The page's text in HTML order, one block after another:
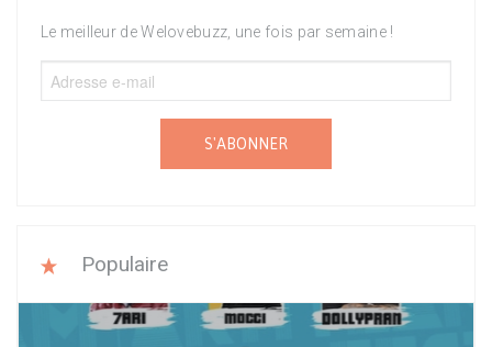
Le meilleur de Welovebuzz, une fois par semaine !
S'ABONNER
Populaire